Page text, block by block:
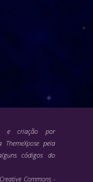
e criação por
ThemeXposepela
códigos do
Creative Commons -